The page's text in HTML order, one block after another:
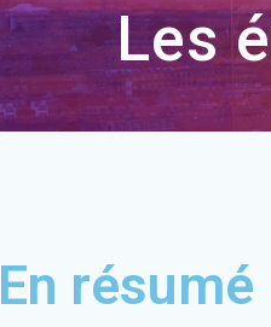
Les
En résumé